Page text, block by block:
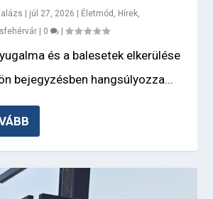
júl 27, 2026 Életmód , Hírek,
0 |
és a balesetek elkerülése
bejegyzésben hangsúlyozza...